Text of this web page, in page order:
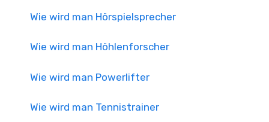
Wie wird man Hörspielsprecher
Wie wird man Höhlenforscher
Wie wird man Powerlifter
Wie wird man Tennistrainer